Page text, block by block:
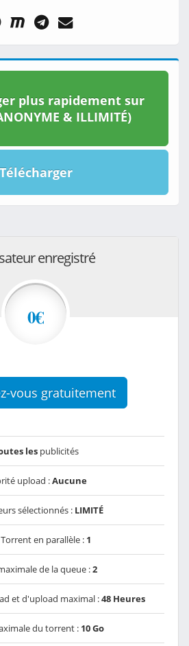
plus rapidement sur
& ILLIMITÉ)
Télécharger
enregistré
0€
vous gratuitement
les publicités
upload :Aucune
sélectionnés : LIMITÉ
en parallèle : 1
de la queue :2
et d'upload maximal :48 Heures
du torrent : 10 Go